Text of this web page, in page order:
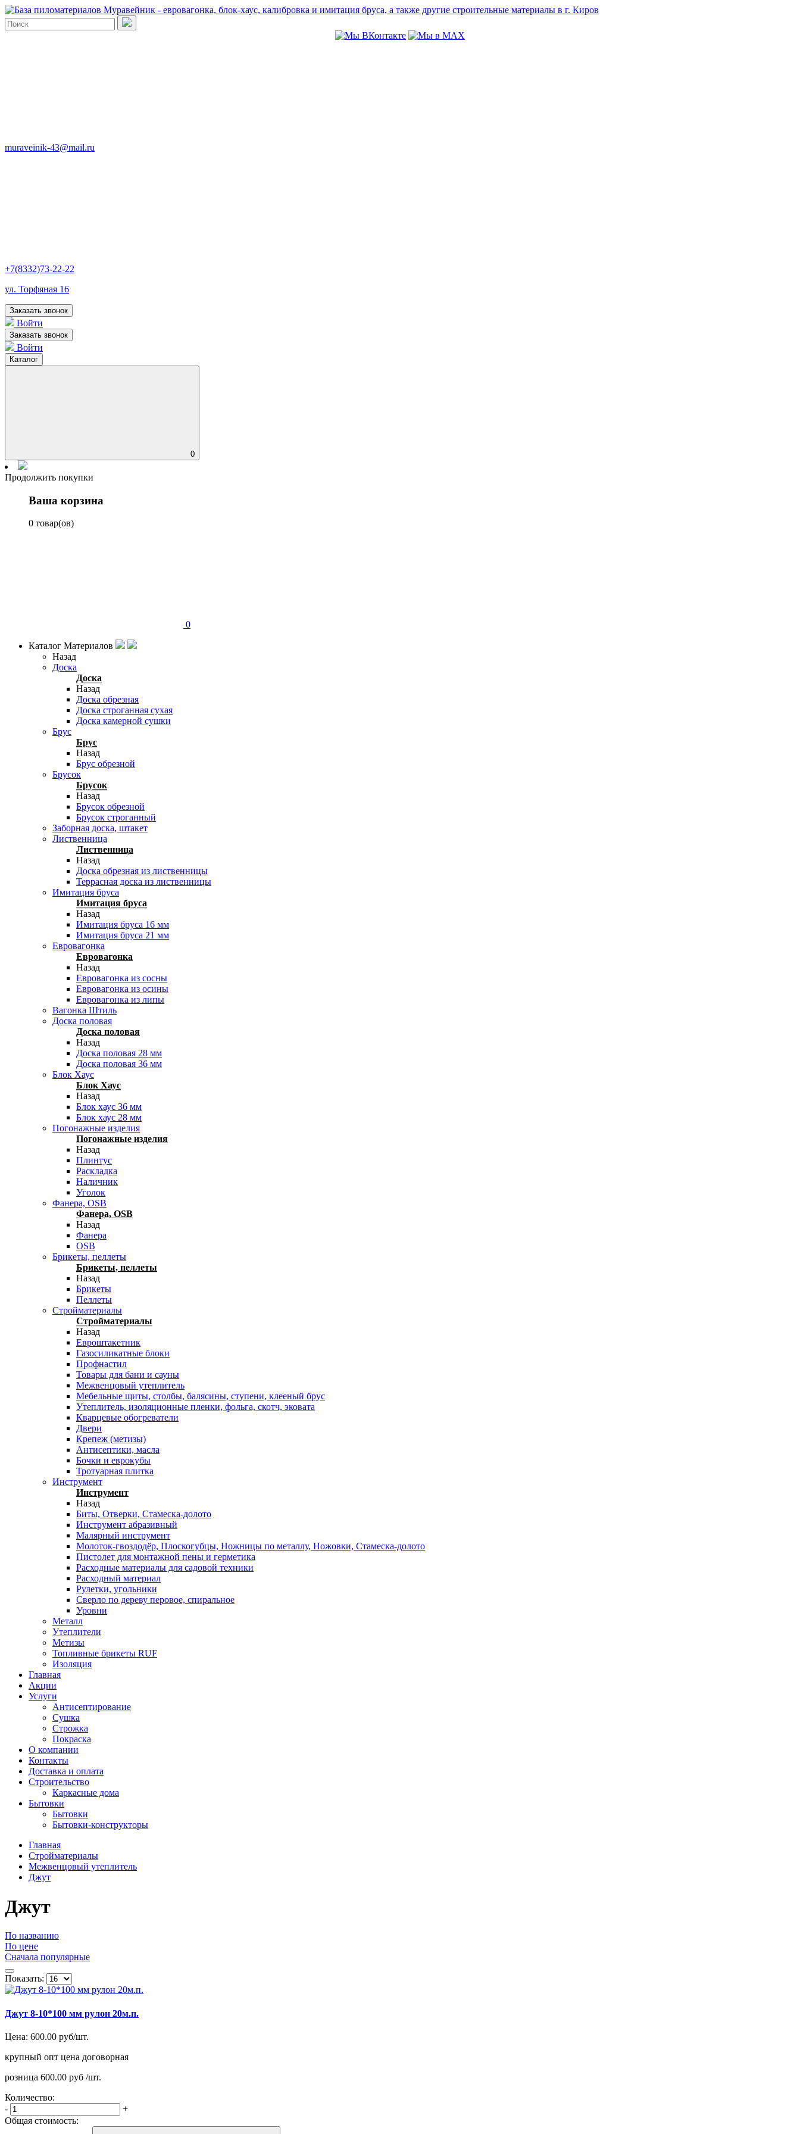
muraveinik-43@mail.ru
+7(8332)73-22-22
ул. Торфяная 16
Заказать звонок
Войти
Заказать звонок
Войти
Каталог
0
Продолжить покупки
Ваша корзина
0 товар(ов)
0
Каталог Материалов
Назад
Доска
Доска
Назад
Доска обрезная
Доска строганная сухая
Доска камерной сушки
Брус
Брус
Назад
Брус обрезной
Брусок
Брусок
Назад
Брусок обрезной
Брусок строганный
Заборная доска, штакет
Лиственница
Лиственница
Назад
Доска обрезная из лиственницы
Террасная доска из лиственницы
Имитация бруса
Имитация бруса
Назад
Имитация бруса 16 мм
Имитация бруса 21 мм
Евровагонка
Евровагонка
Назад
Евровагонка из сосны
Евровагонка из осины
Евровагонка из липы
Вагонка Штиль
Доска половая
Доска половая
Назад
Доска половая 28 мм
Доска половая 36 мм
Блок Хаус
Блок Хаус
Назад
Блок хаус 36 мм
Блок хаус 28 мм
Погонажные изделия
Погонажные изделия
Назад
Плинтус
Раскладка
Наличник
Уголок
Фанера, OSB
Фанера, OSB
Назад
Фанера
OSB
Брикеты, пеллеты
Брикеты, пеллеты
Назад
Брикеты
Пеллеты
Стройматериалы
Стройматериалы
Назад
Евроштакетник
Газосиликатные блоки
Профнастил
Товары для бани и сауны
Межвенцовый утеплитель
Мебельные щиты, столбы, балясины, ступени, клееный брус
Утеплитель, изоляционные пленки, фольга, скотч, эковата
Кварцевые обогреватели
Двери
Крепеж (метизы)
Антисептики, масла
Бочки и еврокубы
Тротуарная плитка
Инструмент
Инструмент
Назад
Биты, Отверки, Стамеска-долото
Инструмент абразивный
Малярный инструмент
Молоток-гвоздодёр, Плоскогубцы, Ножницы по металлу, Ножовки, Стамеска-долото
Пистолет для монтажной пены и герметика
Расходные материалы для садовой техники
Расходный материал
Рулетки, угольники
Сверло по дереву перовое, спиральное
Уровни
Металл
Утеплители
Метизы
Топливные брикеты RUF
Изоляция
Главная
Акции
Услуги
Антисептирование
Сушка
Строжка
Покраска
О компании
Контакты
Доставка и оплата
Строительство
Каркасные дома
Бытовки
Бытовки
Бытовки-конструкторы
Главная
Стройматериалы
Межвенцовый утеплитель
Джут
Джут
По названию
По цене
Сначала популярные
Показать:
Джут 8-10*100 мм рулон 20м.п.
Цена: 600.00 руб/шт.
крупный опт цена договорная
розница 600.00 руб /шт.
Количество:
-
+
Общая стоимость: